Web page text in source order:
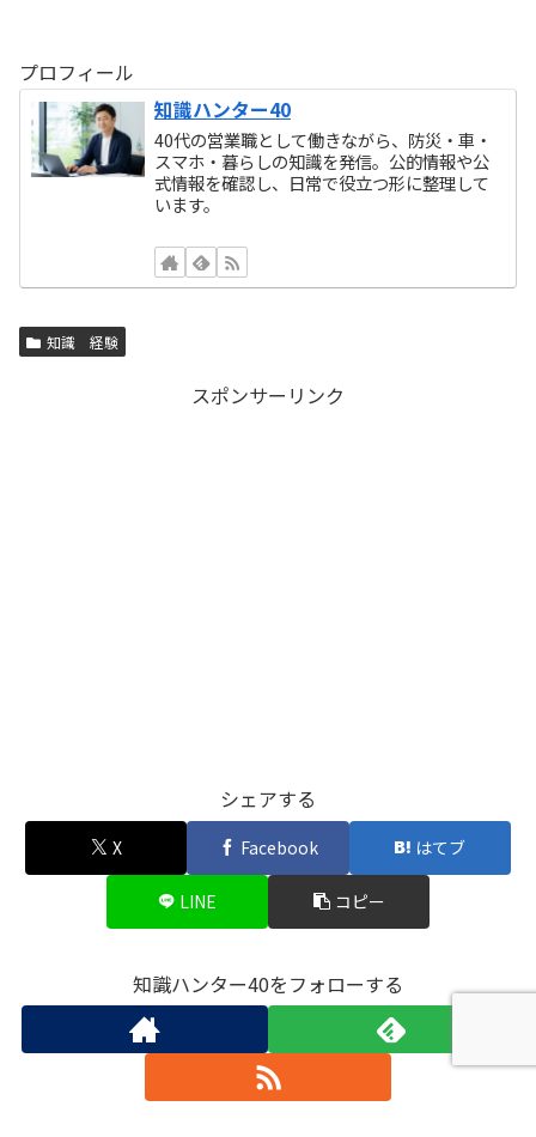
プロフィール
知識ハンター40
40代の営業職として働きながら、防災・車・
スマホ・暮らしの知識を発信。公的情報や公
式情報を確認し、日常で役立つ形に整理して
います。
知識 経験
スポンサーリンク
シェアする
X Facebook はてブ
LINE コピー
知識ハンター40をフォローする